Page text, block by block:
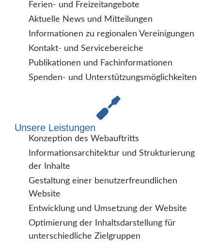
Ferien- und Freizeitangebote
Aktuelle News und Mitteilungen
Informationen zu regionalen Vereinigungen
Kontakt- und Servicebereiche
Publikationen und Fachinformationen
Spenden- und Unterstützungsmöglichkeiten
Unsere Leistungen
Konzeption des Webauftritts
Informationsarchitektur und Strukturierung
der Inhalte
Gestaltung einer benutzerfreundlichen
Website
Entwicklung und Umsetzung der Website
Optimierung der Inhaltsdarstellung für
unterschiedliche Zielgruppen